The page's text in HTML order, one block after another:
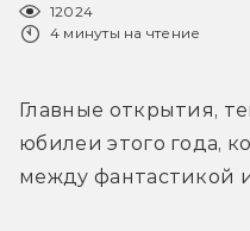
12024
4 минуты на чтение
Главные открытия,
юбилеи этого года,
между фантастикой